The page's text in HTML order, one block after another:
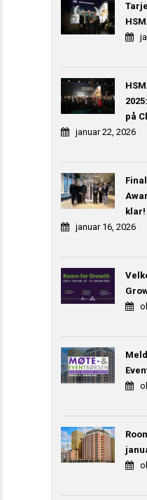
på
januar 22, 2026
klar!
januar 16, 2026